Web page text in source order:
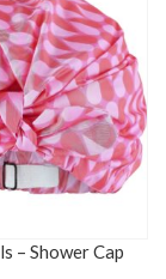
– Shower Cap